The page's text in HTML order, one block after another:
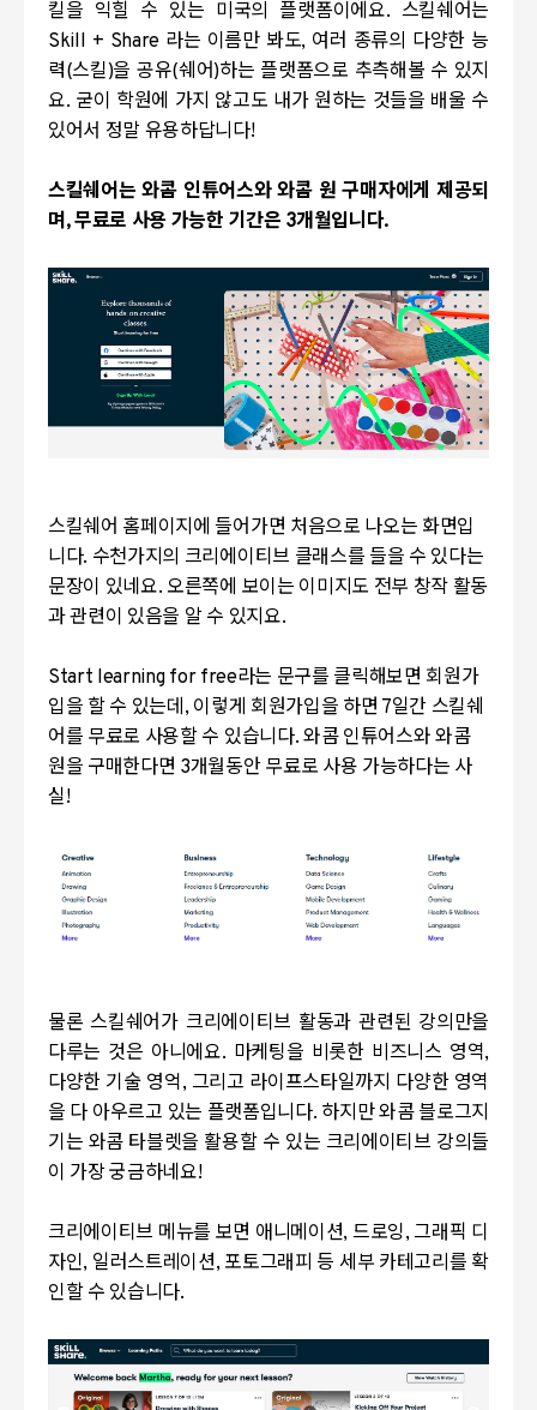
킬을 익힐 수 있는 미국의 플랫폼이에요. 스킬쉐어는
Skill + Share 라는 이름만 봐도, 여러 종류의 다양한 능
력(스킬)을 공유(쉐어)하는 플랫폼으로 추측해볼 수 있지
요. 굳이 학원에 가지 않고도 내가 원하는 것들을 배울 수
있어서 정말 유용하답니다!
스킬쉐어는 와콤 인튜어스와 와콤 원 구매자에게 제공되
며, 무료로 사용 가능한 기간은 3개월입니다.
스킬쉐어 홈페이지에 들어가면 처음으로 나오는 화면입
니다. 수천가지의 크리에이티브 클래스를 들을 수 있다는
문장이 있네요. 오른쪽에 보이는 이미지도 전부 창작 활동
과 관련이 있음을 알 수 있지요.
Start learning for free라는 문구를 클릭해보면 회원가
입을 할 수 있는데, 이렇게 회원가입을 하면 7일간 스킬쉐
어를 무료로 사용할 수 있습니다. 와콤 인튜어스와 와콤
원을 구매한다면 3개월동안 무료로 사용 가능하다는 사
실!
물론 스킬쉐어가 크리에이티브 활동과 관련된 강의만을
다루는 것은 아니에요. 마케팅을 비롯한 비즈니스 영역,
다양한 기술 영억, 그리고 라이프스타일까지 다양한 영역
을 다 아우르고 있는 플랫폼입니다. 하지만 와콤 블로그지
기는 와콤 타블렛을 활용할 수 있는 크리에이티브 강의들
이 가장 궁금하네요!
크리에이티브 메뉴를 보면 애니메이션, 드로잉, 그래픽 디
자인, 일러스트레이션, 포토그래피 등 세부 카테고리를 확
인할 수 있습니다.